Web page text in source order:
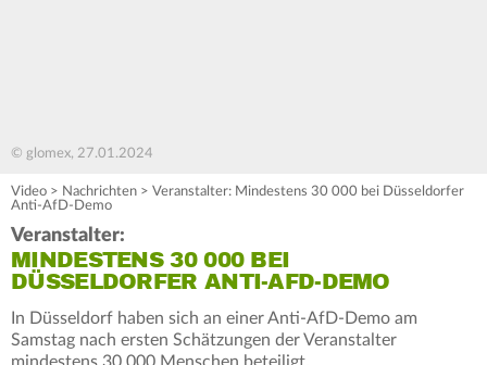
© glomex, 27.01.2024
Video > Nachrichten > Veranstalter: Mindestens 30 000 bei Düsseldorfer
Anti-AfD-Demo
Veranstalter:
MINDESTENS 30 000 BEI
DÜSSELDORFER ANTI-AFD-DEMO
In Düsseldorf haben sich an einer Anti-AfD-Demo am
Samstag nach ersten Schätzungen der Veranstalter